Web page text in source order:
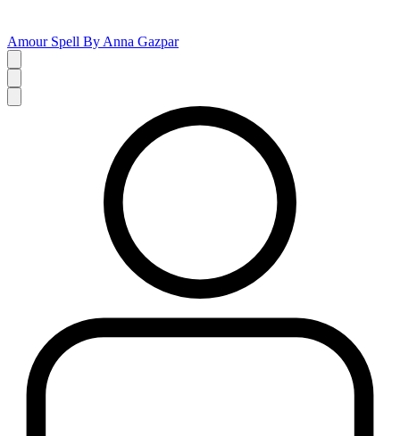
Amour Spell By Anna Gazpar